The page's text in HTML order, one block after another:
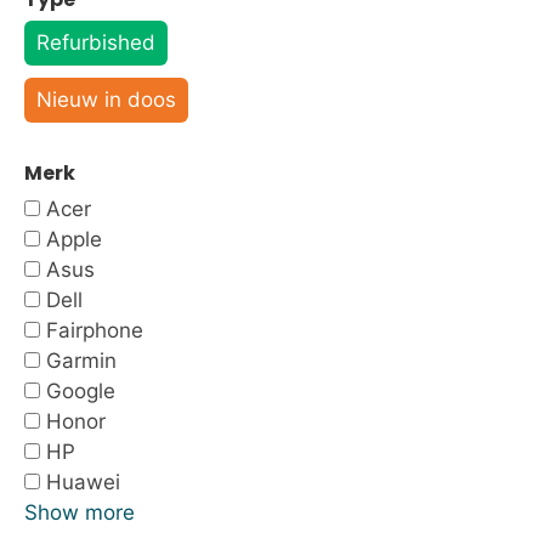
Refurbished
Nieuw in doos
Merk
Acer
Apple
Asus
Dell
Fairphone
Garmin
Google
Honor
HP
Huawei
Show more